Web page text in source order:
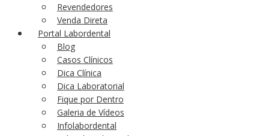
Revendedores
Venda Direta
Portal Labordental
Blog
Casos Clínicos
Dica Clínica
Dica Laboratorial
Fique por Dentro
Galeria de Vídeos
Infolabordental